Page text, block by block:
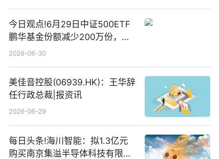
今日观点!6月29日中证500ETF
鹏华基金份额减少200万份，重
仓股亨通光电、赤峰黄金、佰维
2026-06-30
美佳音控股(06939.HK)：王华辞
任行政总裁|报资讯
2026-06-29
每日头条!海川智能：拟1.3亿元
购买南京集溢半导体科技有限公